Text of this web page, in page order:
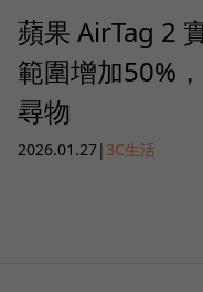
蘋果 AirTag 2
範圍增加50%
尋物
2026.01.27| 3C生活